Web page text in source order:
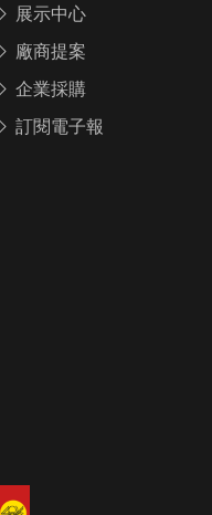
展示中心
廠商提案
企業採購
訂閱電子報